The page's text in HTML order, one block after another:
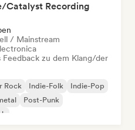
Catalyst Recording
/ Mainstream
zu dem Klang/der
Rock Indie-Folk
Indie-Pop
Post-Punk